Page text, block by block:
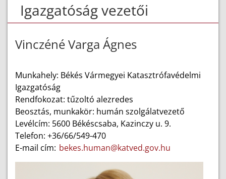
Igazgatóság vezetői
Vinczéné Varga Ágnes
Munkahely: Békés Vármegyei Katasztrófavédelmi
Igazgatóság
Rendfokozat: tűzoltó alezredes
Beosztás, munkakör: humán szolgálatvezető
Levélcím: 5600 Békéscsaba, Kazinczy u. 9.
Telefon: +36/66/549-470
E-mail cím: bekes.human@katved.gov.hu